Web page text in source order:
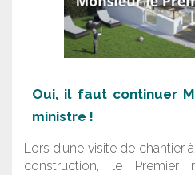
Oui, il faut continuer
ministre !
Lors d’une visite de chantier
construction, le Premier